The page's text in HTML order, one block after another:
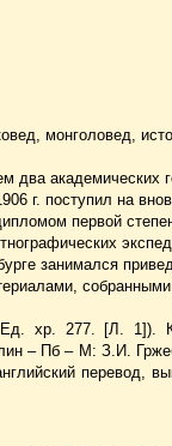
монголовед,
два академических
г. поступил на
первой
занимался
Ед. хр. 277. [Л. 1]).
– Пб – М: З.И.
перевод,